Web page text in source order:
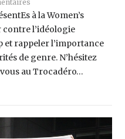
à la Women’s
l’idéologie
et rappeler l’importance
de genre. N’hésitez
au Trocadéro…